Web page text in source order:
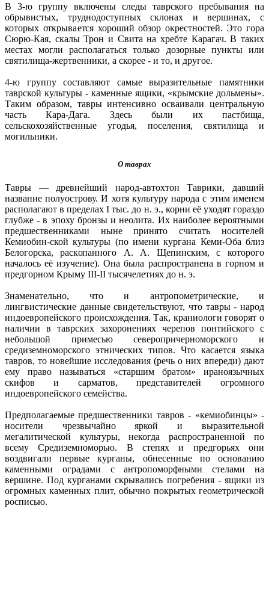
В 3-ю группу включены следы таврского пребывания на
обрывистых, труднодоступных склонах и вершинах, с
которых открывается хороший обзор окрестностей. Это гора
Сюрю-Кая, скалы Трон и Свита на хребте Карагач. В таких
местах могли располагаться только дозорные пункты или
святилища-жертвенники, а скорее - и то, и другое.
4-ю группу составляют самые выразительные памятники
таврской культуры - каменные ящики, «крымские дольмены».
Таким образом, тавры интенсивно осваивали центральную
часть Кара-Дага. Здесь были их пастбища,
сельскохозяйственные угодья, поселения, святилища и
могильники.
О таврах
Тавры — древнейший народ-автохтон Таврики, давший
название полуострову. И хотя культуру народа с этим именем
располагают в пределах I тыс. до н. э., корни её уходят гораздо
глубже - в эпоху бронзы и неолита. Их наиболее вероятными
предшественниками ныне принято считать носителей
Кемиобин-ской культуры (по имени кургана Кеми-Оба близ
Белогорска, раскопанного А. А. Щепинским, с которого
началось её изучение). Она была распространена в горном и
предгорном Крыму III-II тысячелетиях до н. э.
Знаменательно, что и антропометрические, и
лингвистические данные свидетельствуют, что тавры - народ
индоевропейского происхождения. Так, краниологи говорят о
наличии в таврских захоронениях черепов понтийского с
небольшой примесью северопричерноморского и
средиземноморского этнических типов. Что касается языка
тавров, то новейшие исследования (речь о них впереди) дают
ему право называться «старшим братом» ираноязычных
скифов и сарматов, представителей огромного
индоевропейского семейства.
Предполагаемые предшественники тавров - «кемиобинцы» -
носители чрезвычайно яркой и выразительной
мегалитической культуры, некогда распространенной по
всему Средиземноморью. В степях и предгорьях они
воздвигали первые курганы, обнесенные по основанию
каменными оградами с антропоморфными стелами на
вершине. Под курганами скрывались погребения - ящики из
огромных каменных плит, обычно покрытых геометрической
росписью.